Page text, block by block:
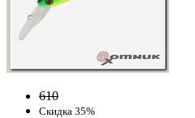
610
Скидка 35%